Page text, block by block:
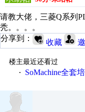
请教大佬，三菱Q系列
秃。。。。
分享到：
收藏
楼主最近还看过
·
SoMachine全套